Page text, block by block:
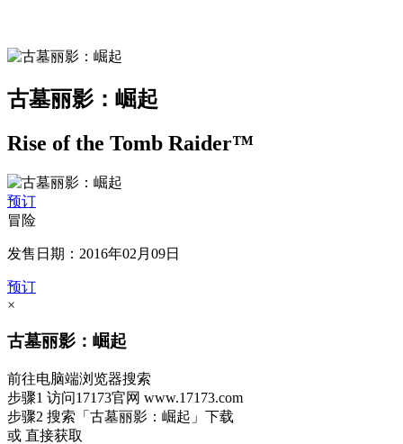
古墓丽影：崛起
Rise of the Tomb Raider™
预订
冒险
发售日期：2016年02月09日
预订
×
古墓丽影：崛起
前往电脑端浏览器搜索
步骤1 访问17173官网 www.17173.com
步骤2 搜索 「古墓丽影：崛起」 下载
或 直接获取